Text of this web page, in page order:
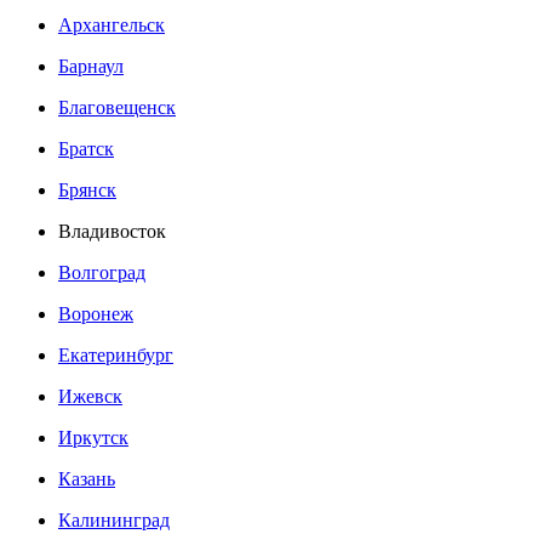
Архангельск
Барнаул
Благовещенск
Братск
Брянск
Владивосток
Волгоград
Воронеж
Екатеринбург
Ижевск
Иркутск
Казань
Калининград